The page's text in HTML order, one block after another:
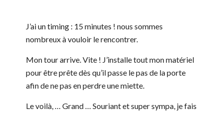
J’ai un timing : 15 minutes ! nous sommes
nombreux à vouloir le rencontrer.
Mon tour arrive. Vite ! J’installe tout mon matériel
pour être prête dès qu’il passe le pas de la porte
afin de ne pas en perdre une miette.
Le voilà, … Grand … Souriant et super sympa, je fais